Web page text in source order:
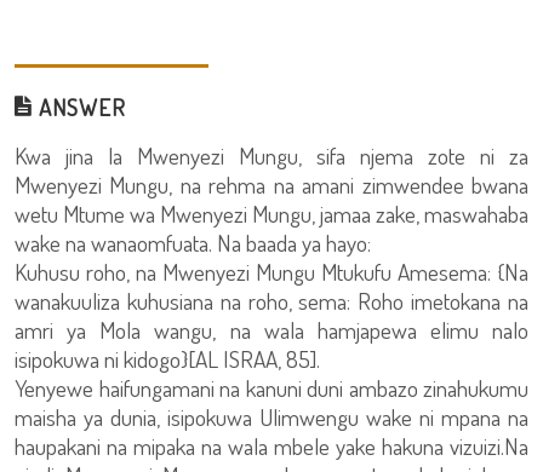
ANSWER
Kwa jina la Mwenyezi Mungu, sifa njema zote ni za
Mwenyezi Mungu, na rehma na amani zimwendee bwana
wetu Mtume wa Mwenyezi Mungu, jamaa zake, maswahaba
wake na wanaomfuata. Na baada ya hayo:
Kuhusu roho, na Mwenyezi Mungu Mtukufu Amesema: {Na
wanakuuliza kuhusiana na roho, sema: Roho imetokana na
amri ya Mola wangu, na wala hamjapewa elimu nalo
isipokuwa ni kidogo}[AL ISRAA, 85].
Yenyewe haifungamani na kanuni duni ambazo zinahukumu
maisha ya dunia, isipokuwa Ulimwengu wake ni mpana na
haupakani na mipaka na wala mbele yake hakuna vizuizi.Na